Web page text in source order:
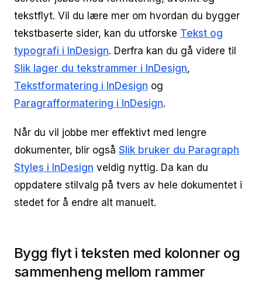
tekstflyt. Vil du lære mer om hvordan du bygger
tekstbaserte sider, kan du utforske Tekst og
typografi i InDesign. Derfra kan du gå videre til
Slik lager du tekstrammer i InDesign,
Tekstformatering i InDesign og
Paragrafformatering i InDesign.
Når du vil jobbe mer effektivt med lengre
dokumenter, blir også Slik bruker du Paragraph
Styles i InDesign veldig nyttig. Da kan du
oppdatere stilvalg på tvers av hele dokumentet i
stedet for å endre alt manuelt.
Bygg flyt i teksten med kolonner og
sammenheng mellom rammer